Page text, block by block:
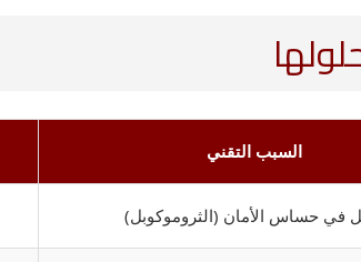
السبب التقني
في حساس الأمان (الثروموكوبل)